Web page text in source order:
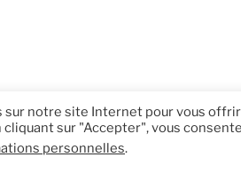
sur notre site Internet pour vous
sur "Accepter", vous
personnelles.